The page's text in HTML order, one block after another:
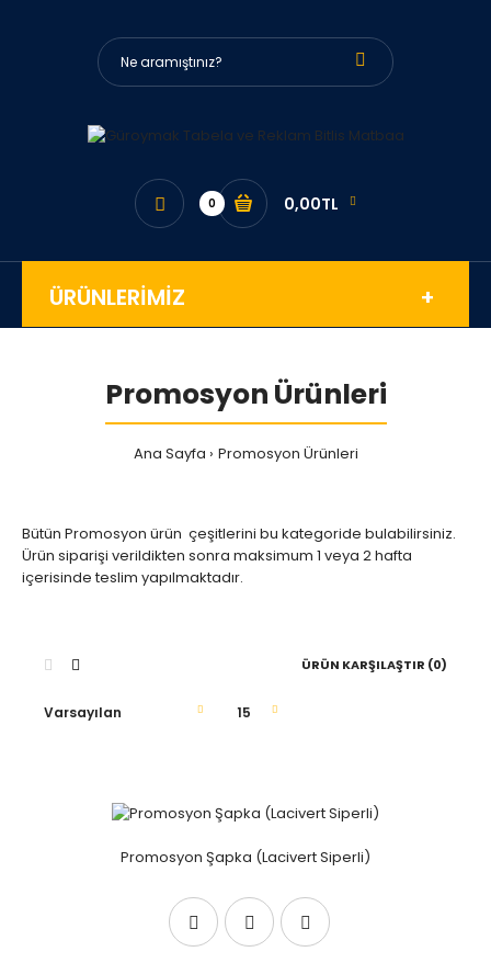
0 0,00TL
ÜRÜNLERİMİZ
Promosyon Ürünleri
Ana Sayfa Promosyon Ürünleri
Bütün Promosyon ürün çeşitlerini bu kategoride bulabilirsiniz.
Ürün siparişi verildikten sonra maksimum 1 veya 2 hafta
içerisinde teslim yapılmaktadır.
ÜRÜN KARŞILAŞTIR (0)
Promosyon Şapka (Lacivert Siperli)